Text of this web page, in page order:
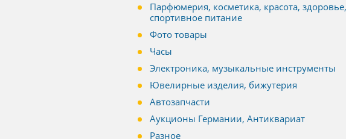
Парфюмерия, косметика, красота, здоровье,
спортивное питание
Фото товары
Часы
Электроника, музыкальные инструменты
Ювелирные изделия, бижутерия
Автозапчасти
Аукционы Германии, Антиквариат
Разное